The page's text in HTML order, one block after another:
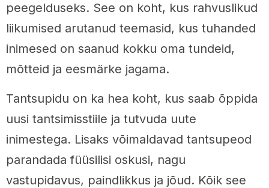
peegelduseks. See on koht, kus rahvuslikud
liikumised arutanud teemasid, kus tuhanded
inimesed on saanud kokku oma tundeid,
mõtteid ja eesmärke jagama.
Tantsupidu on ka hea koht, kus saab õppida
uusi tantsimisstiile ja tutvuda uute
inimestega. Lisaks võimaldavad tantsupeod
parandada füüsilisi oskusi, nagu
vastupidavus, paindlikkus ja jõud. Kõik see